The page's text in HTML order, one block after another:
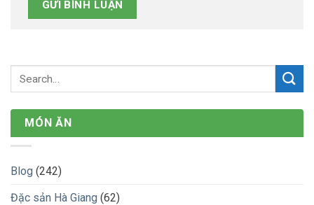
MÓN ĂN
Blog (242)
Đặc sản Hà Giang (62)